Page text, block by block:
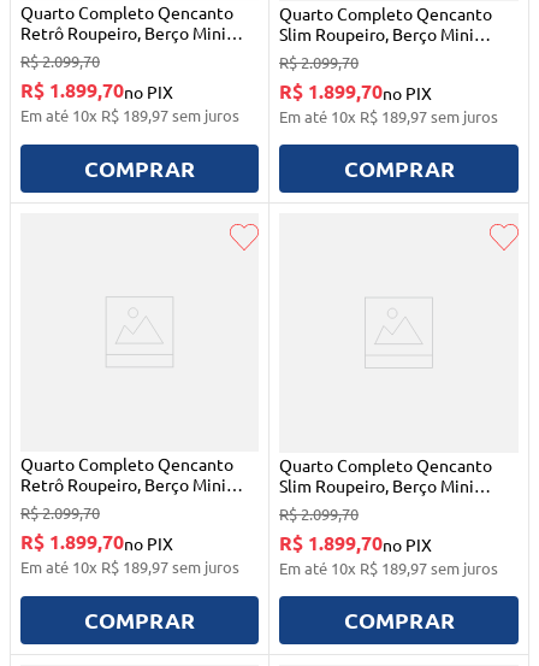
Quarto Completo Qencanto
Retrô Roupeiro, Berço Mini
Cama E Cômoda Sapateira
Branco Acetinado Qmovi
R$2.099,70
R$ 1.899,70no PIX
Em até 10x R$ 189,97sem juros
COMPRAR
Quarto Completo Qencanto
Slim Roupeiro, Berço Mini
Cama E Cômoda Sapateira
Qmovi
R$2.099,70
R$ 1.899,70no PIX
Em até 10x R$ 189,97sem juros
COMPRAR
Quarto Completo Qencanto
Retrô Roupeiro, Berço Mini
Cama E Cômoda Sapateira
Freijó Toq Com Branco
Acetinado Qmovi
R$2.099,70
R$ 1.899,70no PIX
Em até 10x R$ 189,97sem juros
COMPRAR
Quarto Completo Qencanto
Slim Roupeiro, Berço Mini
Cama E Cômoda Sapateira
Freijó Toq Com Branco
Acetinado Qmovi
R$2.099,70
R$ 1.899,70no PIX
Em até 10x R$ 189,97sem juros
COMPRAR